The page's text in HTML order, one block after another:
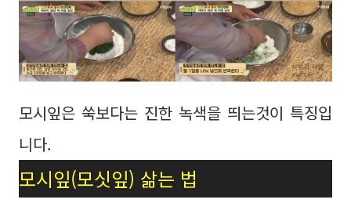
모시잎은 쑥보다는 진한 녹색을 띄는것이 특징입
니다.
모시잎(모싯잎) 삶는 법